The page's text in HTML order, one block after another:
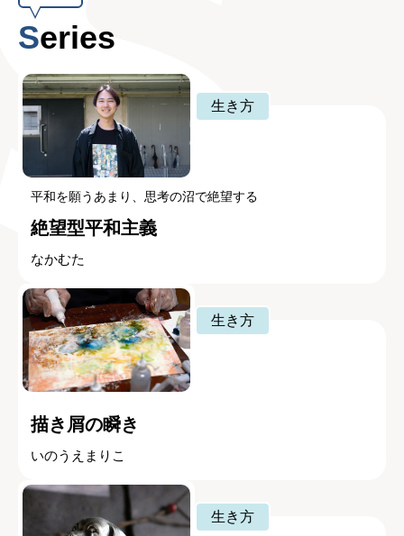
Series
生き方
平和を願うあまり、思考の沼で絶望する
絶望型平和主義
なかむた
生き方
描き屑の瞬き
いのうえまりこ
生き方